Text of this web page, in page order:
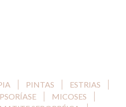
PINTAS
ESTRIAS
PSORÍASE
MICOSES